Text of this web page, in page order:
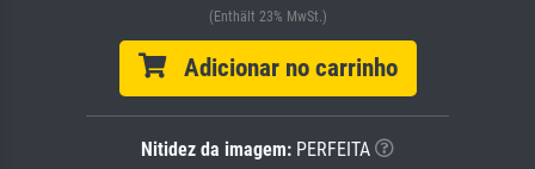
(Enthält 23% MwSt.)
Adicionar no carrinho
Nitidez da imagem: PERFEITA